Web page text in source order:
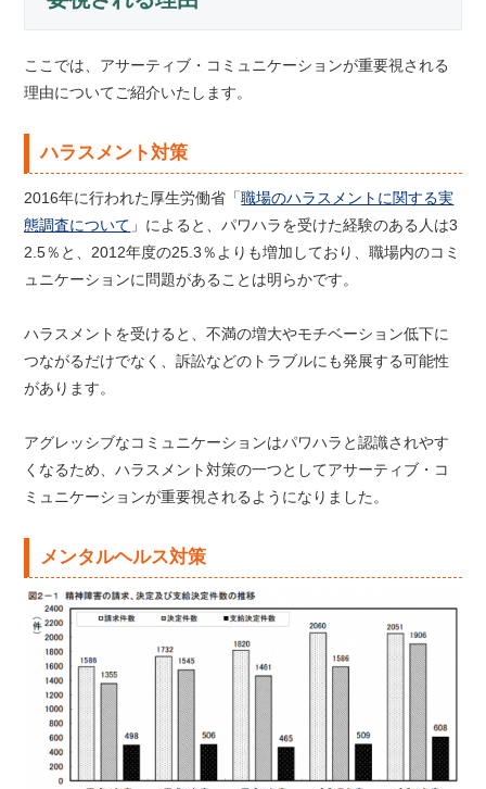
ここでは、アサーティブ・コミュニケーションが重要視される
理由についてご紹介いたします。
ハラスメント対策
2016年に行われた厚生労働省「職場のハラスメントに関する実
態調査について 」によると、パワハラを受けた経験のある人は3
2.5％と、2012年度の25.3％よりも増加しており、職場内のコミ
ュニケーションに問題があることは明らかです。
ハラスメントを受けると、不満の増大やモチベーション低下に
つながるだけでなく、訴訟などのトラブルにも発展する可能性
があります。
アグレッシブなコミュニケーションはパワハラと認識されやす
くなるため、ハラスメント対策の一つとしてアサーティブ・コ
ミュニケーションが重要視されるようになりました。
メンタルヘルス対策